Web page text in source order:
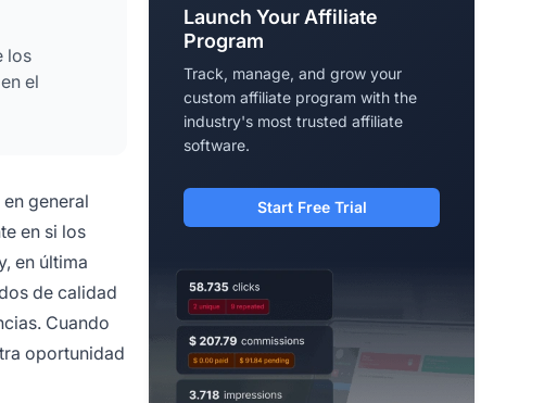
los
el
general
en si los
en última
de calidad
Cuando
oportunidad
Launch Your Affiliate
Program
Track, manage, and grow your
custom affiliate program with the
industry's most trusted affiliate
software.
Start Free Trial